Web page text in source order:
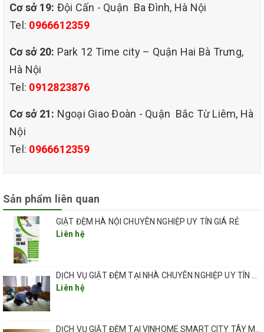
Lợi ích khi khách hàng sử dụng dịch vụ giặt đệm
của QHT VIỆT NAM
Tiết kiệm thời gian
Việc tự giặt đệm tại nhà sẽ tốn khá nhiều công sức và
Cơ sở 19: Đội Cấn - Quận Ba Đình, Hà Nội
Tel: 0966612359
Cơ sở 20: Park 12 Time city – Quận Hai Bà Trưng,
Hà Nội
Tel: 0912823876
Cơ sở 21: Ngoại Giao Đoàn - Quận Bắc Từ Liêm, Hà
Nội
Tel: 0966612359
Sản phẩm liên quan
GIẶT ĐỆM HÀ NỘI CHUYÊN NGHIỆP UY TÍN GIÁ RẺ
Liên hệ
Liên hệ